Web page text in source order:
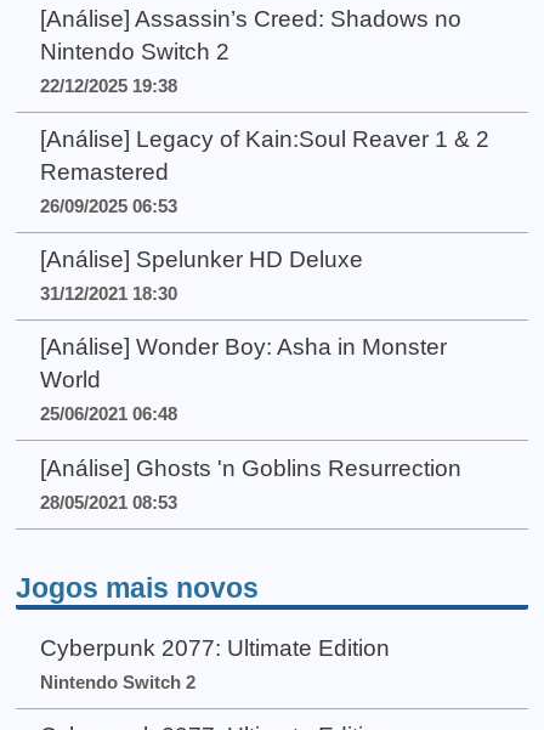
[Análise] Assassin’s Creed: Shadows no
Nintendo Switch 2
22/12/2025 19:38
[Análise] Legacy of Kain:Soul Reaver 1 & 2
Remastered
26/09/2025 06:53
[Análise] Spelunker HD Deluxe
31/12/2021 18:30
[Análise] Wonder Boy: Asha in Monster
World
25/06/2021 06:48
[Análise] Ghosts 'n Goblins Resurrection
28/05/2021 08:53
Jogos mais novos
Cyberpunk 2077: Ultimate Edition
Nintendo Switch 2